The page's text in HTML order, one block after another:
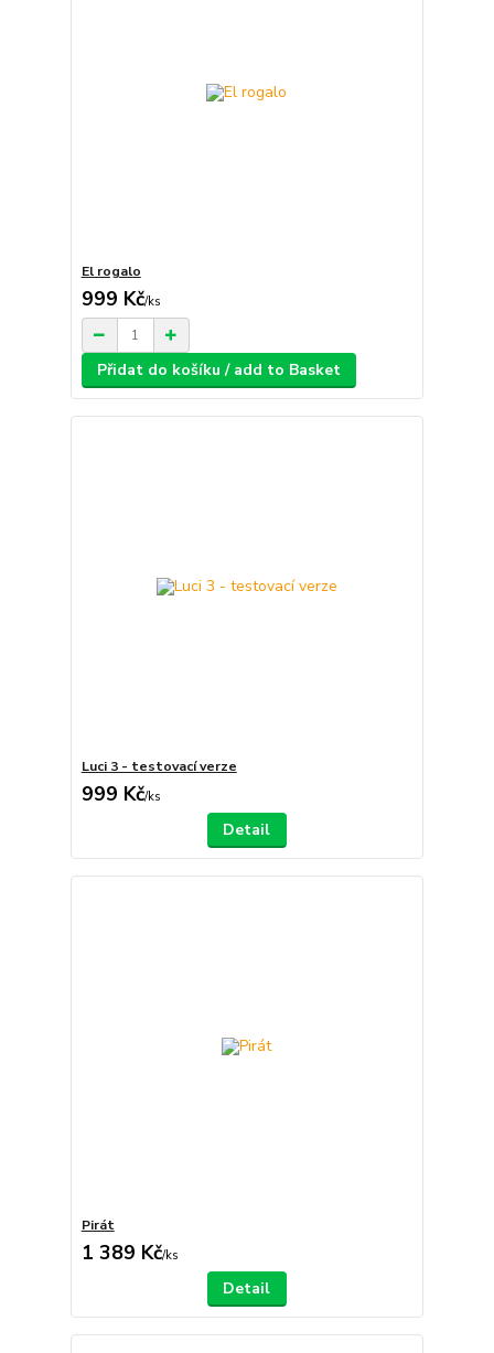
El rogalo
999 Kč/ks
Přidat do košíku / add to Basket
Luci 3 - testovací verze
999 Kč/ks
Detail
Pirát
1 389 Kč/ks
Detail